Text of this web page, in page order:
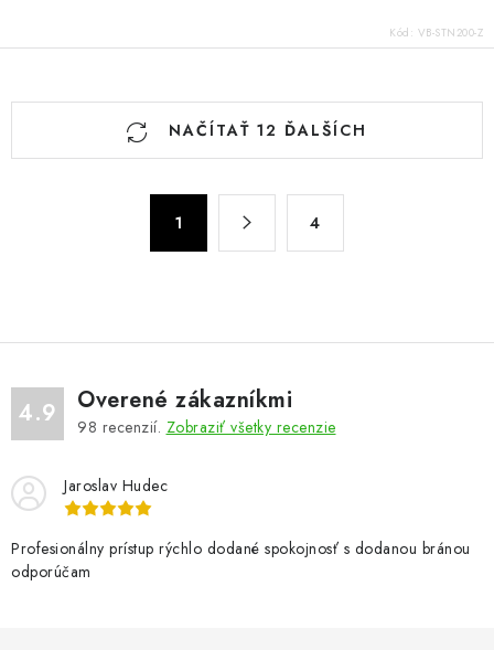
Kód: VB-STN200-Z
O
e
y
v
ý
p
NAČÍTAŤ 12 ĎALŠÍCH
k
v
a
n
e
1 4
4.9 Overené zákazníkmi
98 recenzií. Zobraziť všetky recenzie
Jaroslav Hudec
Profesionálny prístup rýchlo dodané spokojnosť s dodanou bránou
odporúčam